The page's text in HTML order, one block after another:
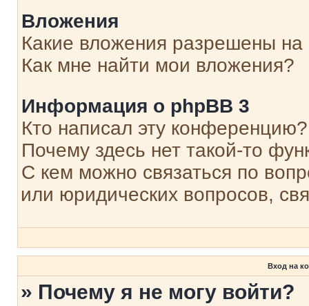
Вложения
Какие вложения разрешены
Как мне найти мои вложения?
Информация о phpBB 3
Кто написал эту конференцию?
Почему здесь нет такой-то
С кем можно связаться по
или юридических вопросов,
Вход на
» Почему я не могу войти?